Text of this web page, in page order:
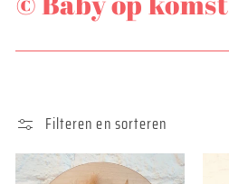
e
Filteren en sorteren